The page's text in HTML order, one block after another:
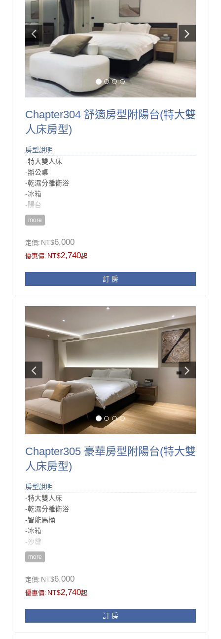
Chapter304 舒適房型附陽台(特大雙
人床房型)
房型說明
-特大雙人床
-辦公桌
-乾濕分離衛浴
-冰箱
-陽台
-沙發
-電視
房型設施介紹
​此間房為特大豪華套房，
有配置一個白色沙發，可以當作稍作休息的空間。
more
定價: NT$6,000
優惠價: NT$2,740起
訂 房
Chapter305 豪華房型附陽台(特大雙
人床房型)
房型說明
-特大雙人床
-乾濕分離衛浴
-智能馬桶
-冰箱
-沙發
-陽台
-電視
房型設施介紹
此間房為三樓房型裡面第二大間的，
但空間寬敞許多，電視前配置的沙發可以讓您方便隨時
more
定價: NT$6,000
優惠價: NT$2,740起
訂 房